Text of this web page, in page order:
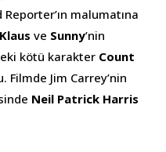
malumatına
ve Sunny’nin
kötü karakter Count
Filmde Jim Carrey’nin
Neil Patrick Harris